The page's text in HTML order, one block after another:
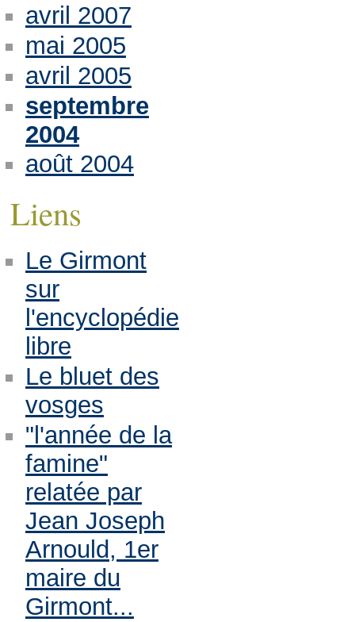
avril 2007
mai 2005
avril 2005
septembre
2004
août 2004
Liens
Le Girmont
sur
l'encyclopédie
libre
Le bluet des
vosges
"l'année de la
famine"
relatée par
Jean Joseph
Arnould, 1er
maire du
Girmont...